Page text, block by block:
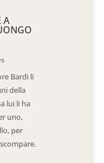
A
Bardi li
della
lui li ha
uno,
per